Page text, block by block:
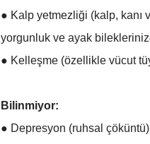
● Kalp yetmezliği (kalp, kanı
yorgunluk ve ayak
● Kelleşme (özellikle vücut
Bilinmiyor:
● Depresyon (ruhsal çöküntü)